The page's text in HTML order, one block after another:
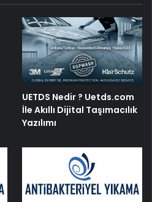
UETDS Nedir ? Uetds.com
İle Akıllı Dijital Taşımacılık
Yazılımı